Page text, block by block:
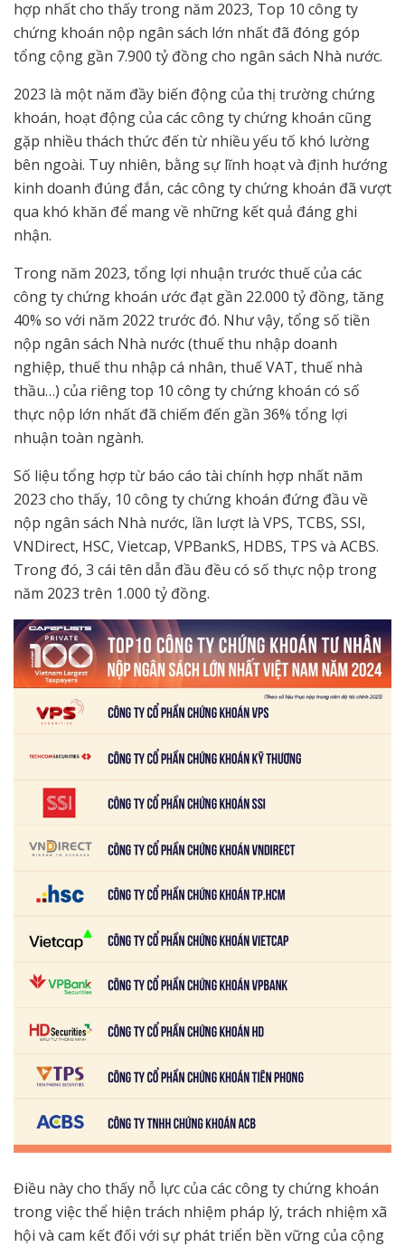
hợp nhất cho thấy trong năm 2023, Top 10 công ty
chứng khoán nộp ngân sách lớn nhất đã đóng góp
tổng cộng gần 7.900 tỷ đồng cho ngân sách Nhà nước.
2023 là một năm đầy biến động của thị trường chứng
khoán, hoạt động của các công ty chứng khoán cũng
gặp nhiều thách thức đến từ nhiều yếu tố khó lường
bên ngoài. Tuy nhiên, bằng sự lĩnh hoạt và định hướng
kinh doanh đúng đắn, các công ty chứng khoán đã vượt
qua khó khăn để mang về những kết quả đáng ghi
nhận.
Trong năm 2023, tổng lợi nhuận trước thuế của các
công ty chứng khoán ước đạt gần 22.000 tỷ đồng, tăng
40% so với năm 2022 trước đó. Như vậy, tổng số tiền
nộp ngân sách Nhà nước (thuế thu nhập doanh
nghiệp, thuế thu nhập cá nhân, thuế VAT, thuế nhà
thầu…) của riêng top 10 công ty chứng khoán có số
thực nộp lớn nhất đã chiếm đến gần 36% tổng lợi
nhuận toàn ngành.
Số liệu tổng hợp từ báo cáo tài chính hợp nhất năm
2023 cho thấy, 10 công ty chứng khoán đứng đầu về
nộp ngân sách Nhà nước, lần lượt là VPS, TCBS, SSI,
VNDirect, HSC, Vietcap, VPBankS, HDBS, TPS và ACBS.
Trong đó, 3 cái tên dẫn đầu đều có số thực nộp trong
năm 2023 trên 1.000 tỷ đồng.
Điều này cho thấy nỗ lực của các công ty chứng khoán
trong việc thể hiện trách nhiệm pháp lý, trách nhiệm xã
hội và cam kết đối với sự phát triển bền vững của cộng